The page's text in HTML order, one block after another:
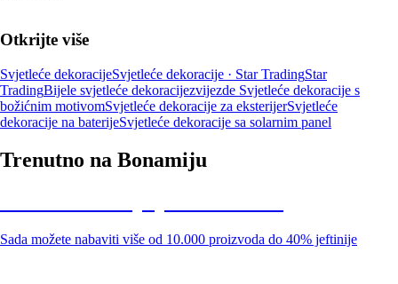
Otkrijte više
Svjetleće dekoracijeSvjetleće dekoracije · Star TradingStar
TradingBijele svjetleće dekoracijezvijezde Svjetleće dekoracije s
božićnim motivomSvjetleće dekoracije za eksterijerSvjetleće
dekoracije na baterijeSvjetleće dekoracije sa solarnim panel
Trenutno na Bonamiju
Sada možete nabaviti više od 10.000 proizvoda do 40% jeftinije